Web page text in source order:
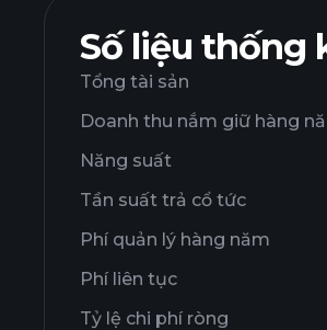
Số liệu thống
Tổng tài sản
Doanh thu nắm giữ hàng
Năng suất
Tần suất trả cổ tức
Phí quản lý hàng năm
Phí liên tục
Tỷ lệ chi phí ròng